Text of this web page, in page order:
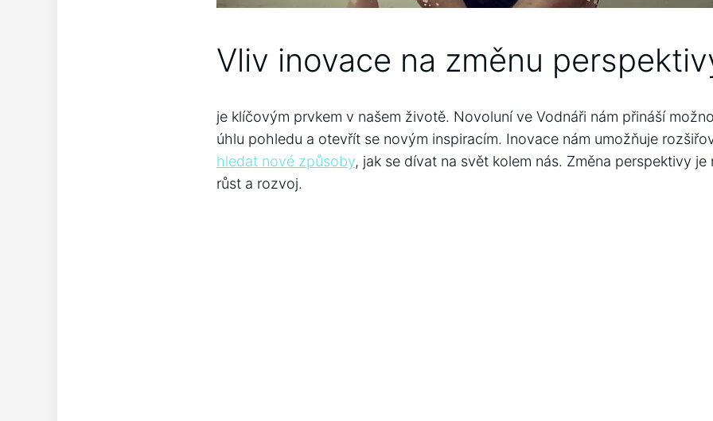
Vliv inovace na změnu
je klíčovým prvkem v našem životě. Novoluní ve Vodnáři nám přináší
úhlu pohledu a otevřít se novým inspiracím. Inovace nám umožňuje
hledat nové způsoby, jak se dívat na svět kolem nás. Změna perspektivy
růst a rozvoj.